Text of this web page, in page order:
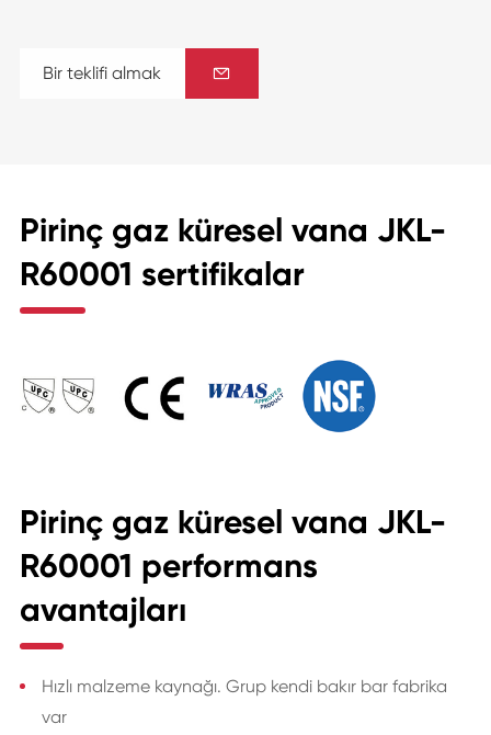
Bir teklifi almak 
Pirinç gaz küresel vana JKL-
R60001 sertifikalar
Pirinç gaz küresel vana JKL-
R60001 performans
avantajları
Hızlı malzeme kaynağı. Grup kendi bakır bar fabrika
var